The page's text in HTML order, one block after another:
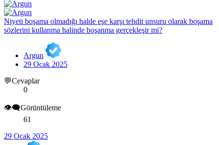
Niyeti boşama olmadığı halde eşe karşı tehdit unsuru olarak boşama
sözlerini kullanma halinde boşanma gerçekleşir mi?
Argun
29 Ocak 2025
💬Cevaplar
0
👁️‍🗨️Görüntüleme
61
29 Ocak 2025